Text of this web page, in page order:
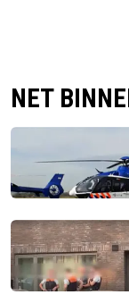
NET